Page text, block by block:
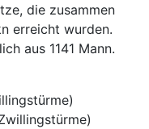
die zusammen
erreicht wurden.
aus 1141 Mann.